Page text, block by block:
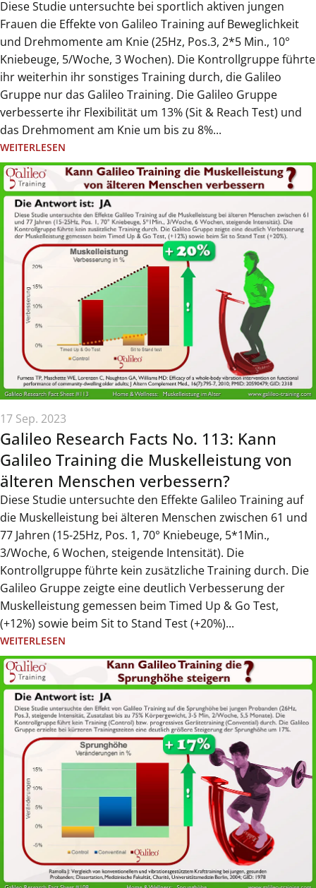
Diese Studie untersuchte bei sportlich aktiven jungen
Frauen die Effekte von Galileo Training auf Beweglichkeit
und Drehmomente am Knie (25Hz, Pos.3, 2*5 Min., 10°
Kniebeuge, 5/Woche, 3 Wochen). Die Kontrollgruppe führte
ihr weiterhin ihr sonstiges Training durch, die Galileo
Gruppe nur das Galileo Training. Die Galileo Gruppe
verbesserte ihr Flexibilität um 13% (Sit & Reach Test) und
das Drehmoment am Knie um bis zu 8%...
WEITERLESEN
17 Sep. 2023
Galileo Research Facts No. 113: Kann
Galileo Training die Muskelleistung von
älteren Menschen verbessern?
Diese Studie untersuchte den Effekte Galileo Training auf
die Muskelleistung bei älteren Menschen zwischen 61 und
77 Jahren (15-25Hz, Pos. 1, 70° Kniebeuge, 5*1Min.,
3/Woche, 6 Wochen, steigende Intensität). Die
Kontrollgruppe führte kein zusätzliche Training durch. Die
Galileo Gruppe zeigte eine deutlich Verbesserung der
Muskelleistung gemessen beim Timed Up & Go Test,
(+12%) sowie beim Sit to Stand Test (+20%)...
WEITERLESEN